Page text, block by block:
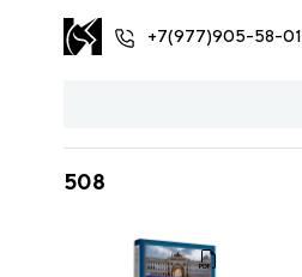
+7(977)905-58-01
508